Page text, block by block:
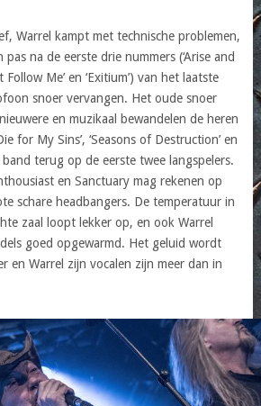
Warrel kampt met technische problemen,
na de eerste drie nummers (‘Arise and
Follow Me’ en ‘Exitium’) van het laatste
snoer vervangen. Het oude snoer
en muzikaal bewandelen de heren
for My Sins’, ‘Seasons of Destruction’ en
band terug op de eerste twee langspelers.
en Sanctuary mag rekenen op
schare headbangers. De temperatuur in
zaal loopt lekker op, en ook Warrel
goed opgewarmd. Het geluid wordt
en Warrel zijn vocalen zijn meer dan in